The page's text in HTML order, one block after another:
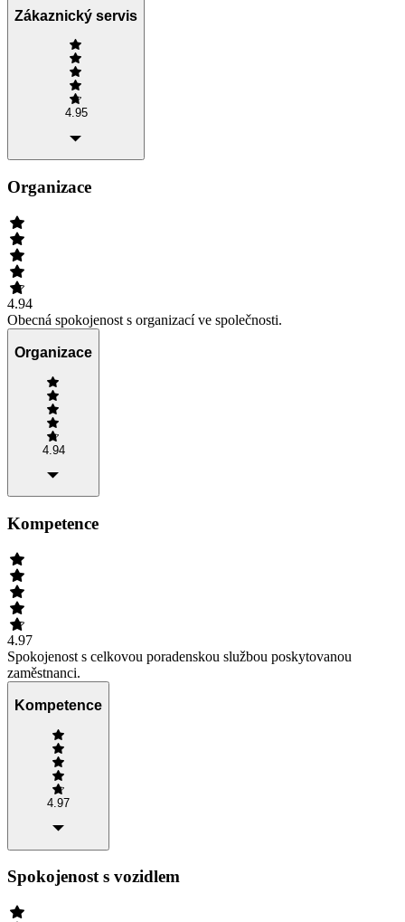
Zákaznický servis
4.95
Organizace
4.94
Obecná spokojenost s organizací ve společnosti.
Organizace
4.94
Kompetence
4.97
Spokojenost s celkovou poradenskou službou poskytovanou
zaměstnanci.
Kompetence
4.97
Spokojenost s vozidlem